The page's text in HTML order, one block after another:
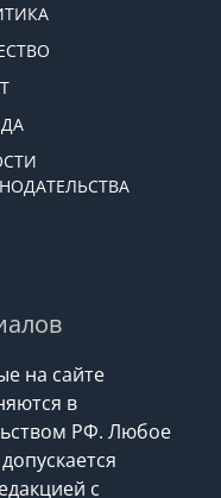
на сайте
в
РФ. Любое
с